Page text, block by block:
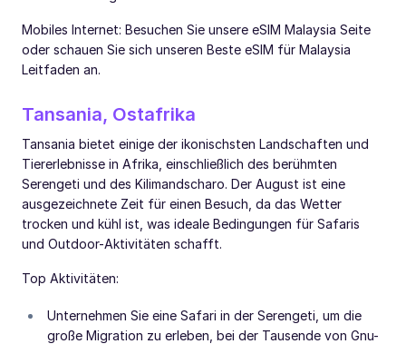
Mobiles Internet: Besuchen Sie unsere eSIM Malaysia Seite
oder schauen Sie sich unseren Beste eSIM für Malaysia
Leitfaden an.
Tansania, Ostafrika
Tansania bietet einige der ikonischsten Landschaften und
Tiererlebnisse in Afrika, einschließlich des berühmten
Serengeti und des Kilimandscharo. Der August ist eine
ausgezeichnete Zeit für einen Besuch, da das Wetter
trocken und kühl ist, was ideale Bedingungen für Safaris
und Outdoor-Aktivitäten schafft.
Top Aktivitäten:
Unternehmen Sie eine Safari in der Serengeti, um die
große Migration zu erleben, bei der Tausende von Gnu-